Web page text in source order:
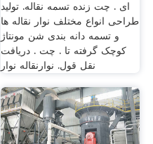
ای . چت زنده تسمه نقاله. تولید
طراحی انواع مختلف نوار نقاله ها
و تسمه دانه بندی شن مونتاژ
کوچک گرفته تا . چت . دریافت
نقل قول. نوارنقاله نوار